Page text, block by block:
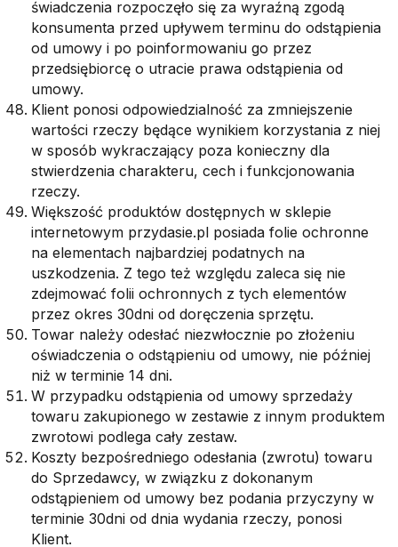
świadczenia rozpoczęło się za wyraźną zgodą
konsumenta przed upływem terminu do odstąpienia
od umowy i po poinformowaniu go przez
przedsiębiorcę o utracie prawa odstąpienia od
umowy.
Klient ponosi odpowiedzialność za zmniejszenie
wartości rzeczy będące wynikiem korzystania z niej
w sposób wykraczający poza konieczny dla
stwierdzenia charakteru, cech i funkcjonowania
rzeczy.
Większość produktów dostępnych w sklepie
internetowym przydasie.pl posiada folie ochronne
na elementach najbardziej podatnych na
uszkodzenia. Z tego też względu zaleca się nie
zdejmować folii ochronnych z tych elementów
przez okres 30dni od doręczenia sprzętu.
Towar należy odesłać niezwłocznie po złożeniu
oświadczenia o odstąpieniu od umowy, nie później
niż w terminie 14 dni.
W przypadku odstąpienia od umowy sprzedaży
towaru zakupionego w zestawie z innym produktem
zwrotowi podlega cały zestaw.
Koszty bezpośredniego odesłania (zwrotu) towaru
do Sprzedawcy, w związku z dokonanym
odstąpieniem od umowy bez podania przyczyny w
terminie 30dni od dnia wydania rzeczy, ponosi
Klient.